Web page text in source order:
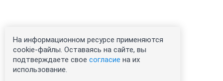
На информационном ресурсе применяются
cookie-файлы. Оставаясь на сайте, вы
подтверждаете свое согласие на их
использование.